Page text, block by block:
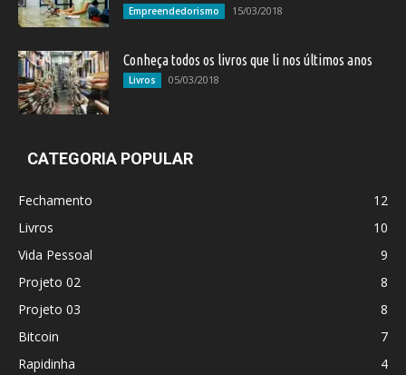
Empreendedorismo 15/03/2018
Conheça todos os livros que li nos últimos anos
Livros 05/03/2018
CATEGORIA POPULAR
Fechamento
12
Livros
10
Vida Pessoal
9
Projeto 02
8
Projeto 03
8
Bitcoin
7
Rapidinha
4